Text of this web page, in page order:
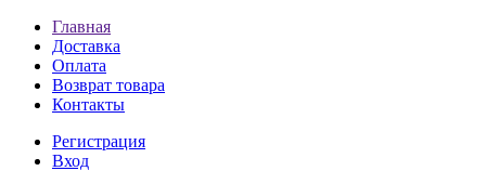
Главная
Доставка
Оплата
Возврат товара
Контакты
Регистрация
Вход